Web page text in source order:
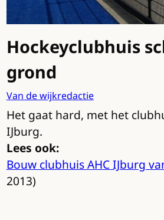
Hockeyclubhuis
grond
Van de wijkredactie
Het gaat hard, met het
IJburg.
Lees ook:
Bouw clubhuis AHC IJburg
2013)